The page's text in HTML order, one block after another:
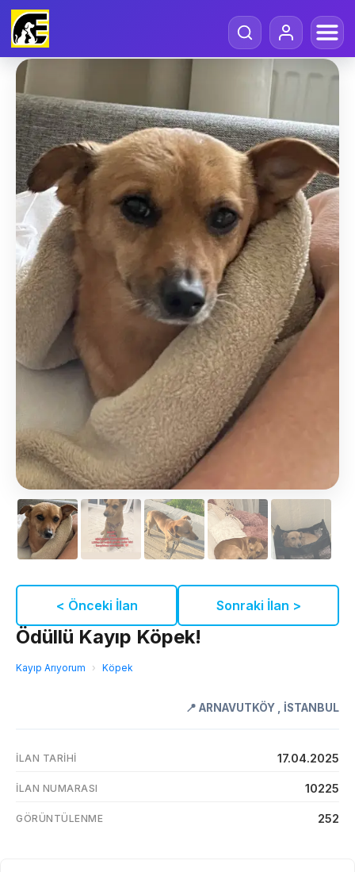
< Önceki İlan Sonraki İlan >
Ödüllü Kayıp Köpek!
Kayıp Arıyorum › Köpek
📍 ARNAVUTKÖY , İSTANBUL
İLAN TARIHI 17.04.2025
İLAN NUMARASI 10225
GÖRÜNTÜLENME 252